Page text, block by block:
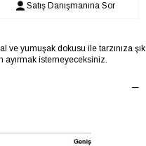
Satış Danışmanına Sor
ve yumuşak dokusu ile tarzınıza şık
ayırmak istemeyeceksiniz.